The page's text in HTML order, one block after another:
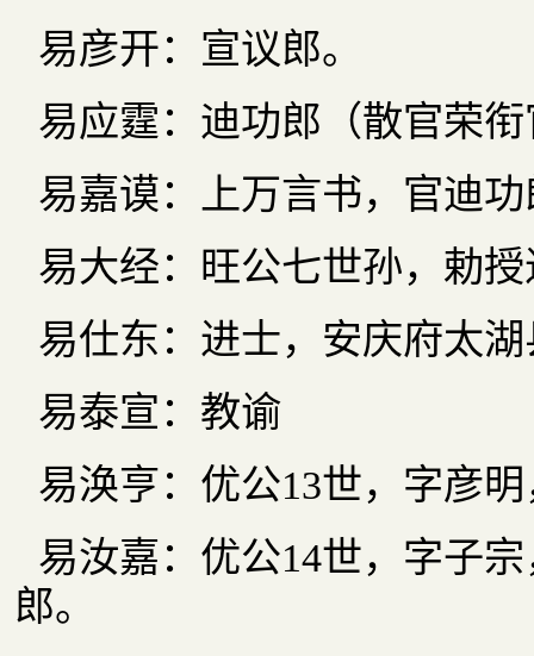
易彦开：宣议郎。
易应霆：迪功郎（散官荣
易嘉谟：上万言书，官迪
易大经：旺公七世孙，勅
易仕东：进士，安庆府太
易泰宣：教谕
易涣亨：优公13世，字彦
易汝嘉：优公14世，字子
郎。